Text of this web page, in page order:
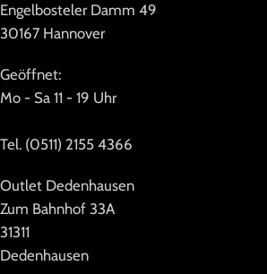
Engelbosteler Damm 49
30167 Hannover
Geöffnet:
Mo - Sa 11 - 19 Uhr
Tel. (0511) 2155 4366
Outlet Dedenhausen
Zum Bahnhof 33A
31311
Dedenhausen